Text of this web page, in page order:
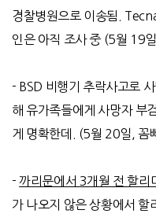
경찰병원으로 이송됨
.
인은 아직 조사 중 (5월 19일
- BSD 비행기 추락사고로
해 유가족들에게 사망자 부
게 명확한데.
(5월 20일, 꼼
- 까리문에서 3개월 전 할리
가 나오지 않은 상황에서 할